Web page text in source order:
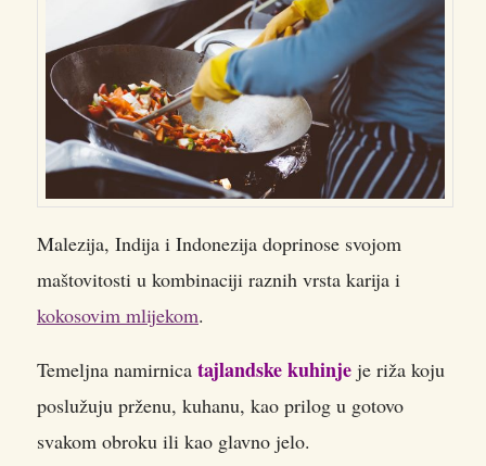
Malezija, Indija i Indonezija doprinose svojom
maštovitosti u kombinaciji raznih vrsta karija i
kokosovim mlijekom.
Temeljna namirnica tajlandske kuhinje je riža koju
poslužuju prženu, kuhanu, kao prilog u gotovo
svakom obroku ili kao glavno jelo.